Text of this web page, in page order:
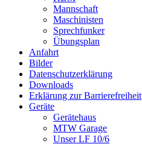
Mannschaft
Maschinisten
Sprechfunker
Übungsplan
Anfahrt
Bilder
Datenschutzerklärung
Downloads
Erklärung zur Barriere­frei­heit
Geräte
Gerätehaus
MTW Garage
Unser LF 10/6